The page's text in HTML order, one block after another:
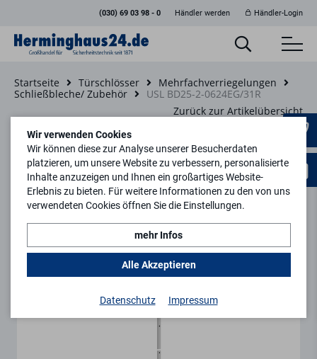
(030) 69 03 98 - 0 Händler werden Händler-Login
Startseite Türschlösser
Mehrfachverriegelungen
Schließbleche/ Zubehör
USL BD25-2-0624EG/31R
Zurück zur Artikelübersicht
Wir verwenden Cookies
Wir können diese zur Analyse unserer Besucherdaten
platzieren, um unsere Website zu verbessern, personalisierte
Inhalte anzuzeigen und Ihnen ein großartiges Website-
Erlebnis zu bieten. Für weitere Informationen zu den von uns
verwendeten Cookies öffnen Sie die Einstellungen.
mehr Infos
Alle Akzeptieren
Datenschutz Impressum